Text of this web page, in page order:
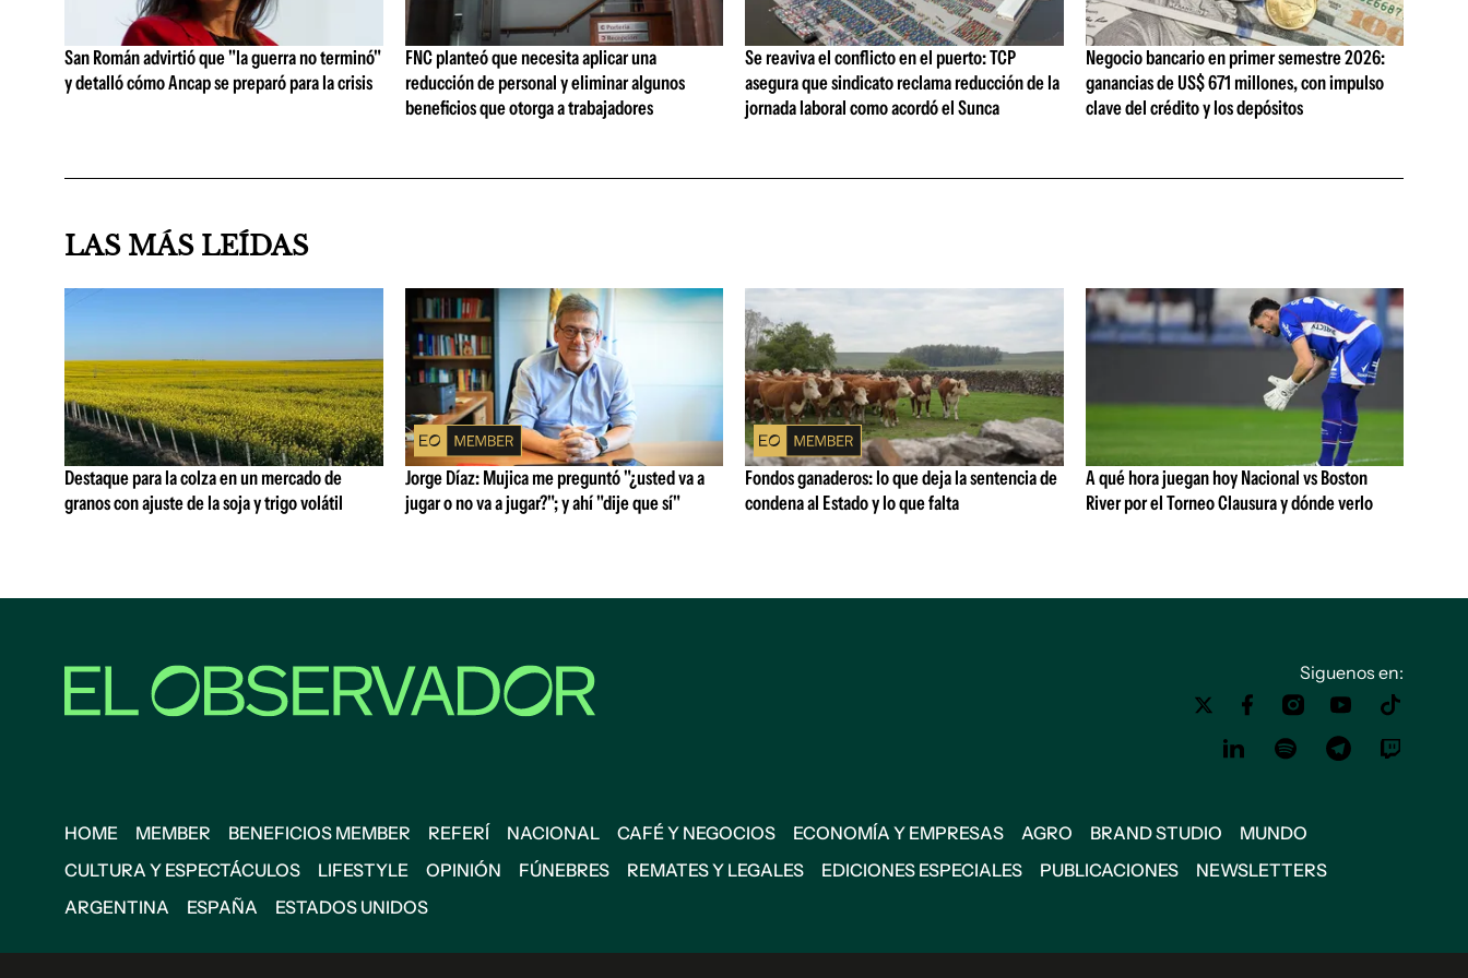
San Román advirtió que "la guerra no terminó"
y detalló cómo Ancap se preparó para la crisis
FNC planteó que necesita aplicar una
reducción de personal y eliminar algunos
beneficios que otorga a trabajadores
Se reaviva el conflicto en el puerto: TCP
asegura que sindicato reclama reducción de la
jornada laboral como acordó el Sunca
Negocio bancario en primer semestre 2026:
ganancias de US$ 671 millones, con impulso
clave del crédito y los depósitos
LAS MÁS LEÍDAS
Destaque para la colza en un mercado de
granos con ajuste de la soja y trigo volátil
Jorge Díaz: Mujica me preguntó "¿usted va a
jugar o no va a jugar?"; y ahí "dije que sí"
Fondos ganaderos: lo que deja la sentencia de
condena al Estado y lo que falta
A qué hora juegan hoy Nacional vs Boston
River por el Torneo Clausura y dónde verlo
Siguenos en:
HOME MEMBER BENEFICIOS MEMBER REFERÍ NACIONAL CAFÉ Y NEGOCIOS ECONOMÍA Y EMPRESAS AGRO BRAND STUDIO
MUNDO
CULTURA Y ESPECTÁCULOS
LIFESTYLE OPINIÓN FÚNEBRES REMATES Y LEGALES EDICIONES ESPECIALES PUBLICACIONES
NEWSLETTERS
ARGENTINA
ESPAÑA ESTADOS UNIDOS